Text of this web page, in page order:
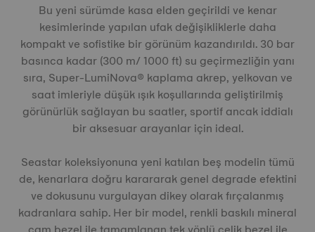
Bu yeni sürümde kasa elden geçirildi ve kenar
kesimlerinde yapılan ufak değişikliklerle daha
kompakt ve sofistike bir görünüm kazandırıldı. 30 bar
basınca kadar (300 m/ 1000 ft) su geçirmezliğin yanı
sıra, Super-LumiNova® kaplama akrep, yelkovan ve
saat imleriyle düşük ışık koşullarında geliştirilmiş
görünürlük sağlayan bu saatler, sportif ancak iddialı
bir aksesuar arayanlar için ideal.
Seastar koleksiyonuna yeni katılan beş modelin tümü
de, kenarlara doğru karararak genel degrade efektini
ve dokusunu vurgulayan dikey olarak fırçalanmış
kadranlara sahip. Her bir model, renkli baskılı mineral